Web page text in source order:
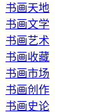
书画天地
书画文学
书画艺术
书画收藏
书画市场
书画创作
书画史论